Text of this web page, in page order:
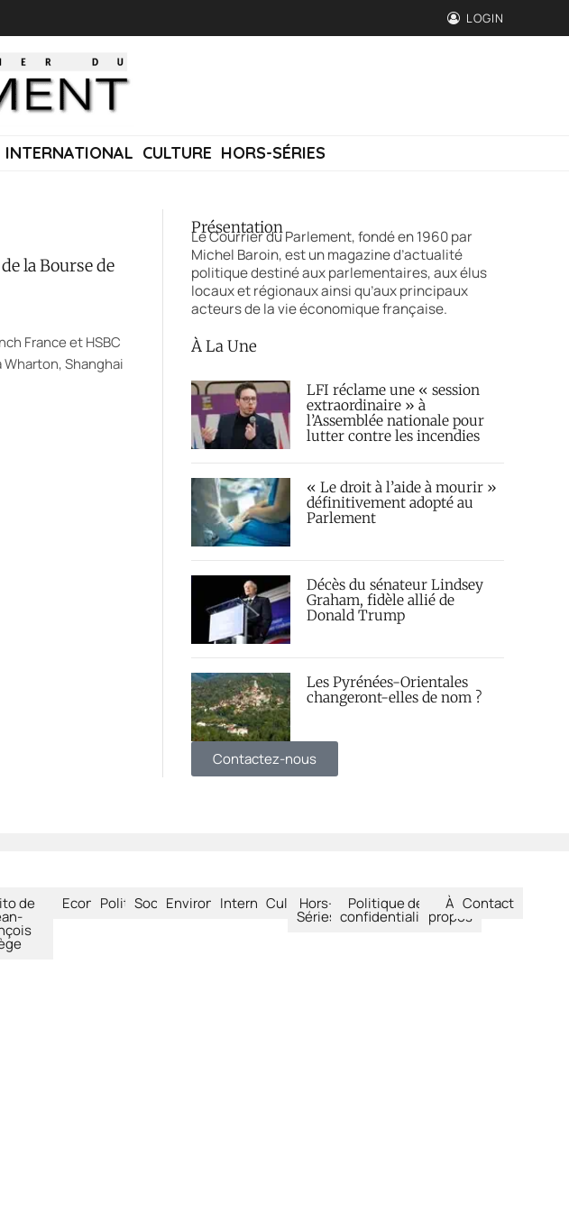
LOGIN
INTERNATIONAL CULTURE HORS-SÉRIES
la Bourse de
France et HSBC
Shanghai
Présentation
Le Courrier du Parlement, fondé en 1960 par
Michel Baroin, est un magazine d’actualité
politique destiné aux parlementaires, aux élus
locaux et régionaux ainsi qu’aux principaux
acteurs de la vie économique française.
À La Une
LFI réclame une « session
extraordinaire » à
l’Assemblée nationale pour
lutter contre les incendies
« Le droit à l’aide à mourir »
définitivement adopté au
Parlement
Décès du sénateur Lindsey
Graham, fidèle allié de
Donald Trump
Les Pyrénées-Orientales
changeront-elles de nom ?
Contactez-nous
de EconomiePolitiqueSociétéEnvironnementInternational
CultureHors-
Séries
Politique de
confidentialité
À
propos
Contact